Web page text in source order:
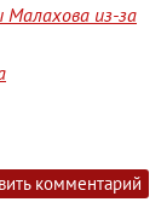
Малахова из-за
комментарий